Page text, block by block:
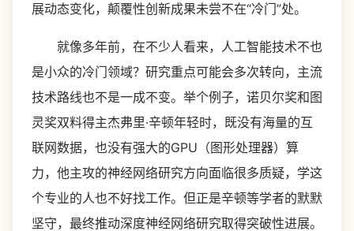
展动态变化，颠覆性创新成果未尝不在“冷门”处。
就像多年前，在不少人看来，人工智能技术不也
是小众的冷门领域？研究重点可能会多次转向，主流
技术路线也不是一成不变。举个例子，诺贝尔奖和图
灵奖双料得主杰弗里·辛顿年轻时，既没有海量的互
联网数据，也没有强大的GPU（图形处理器）算
力，他主攻的神经网络研究方向面临很多质疑，学这
个专业的人也不好找工作。但正是辛顿等学者的默默
坚守，最终推动深度神经网络研究取得突破性进展。